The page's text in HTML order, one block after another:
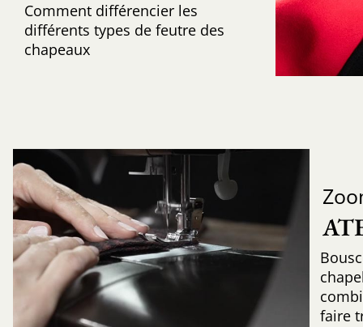
Comment différencier les
différents types de feutre des
chapeaux
faire